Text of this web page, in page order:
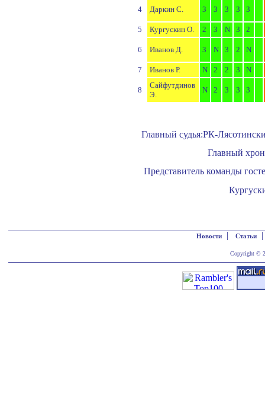
4 Даркин С. 3 3 3 3 3
5 Кургускин О. 2 3 N 3 2
6 Иванов Д. 3 N 3 2 N
7 Иванов Р. N 2 2 3 N
8
Сайфутдинов
Э.
N 2 3 3 3
Главный судья:РК-
Главный
Представитель команды
Новости| Статьи
Copyright ©